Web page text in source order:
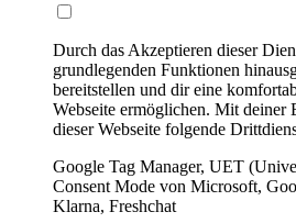
Durch das Akzeptieren dieser
grundlegenden Funktionen
bereitstellen und dir eine
Webseite ermöglichen. Mit
dieser Webseite folgende
Google Tag Manager, UET
Consent Mode von Microsoft,
Klarna, Freshchat